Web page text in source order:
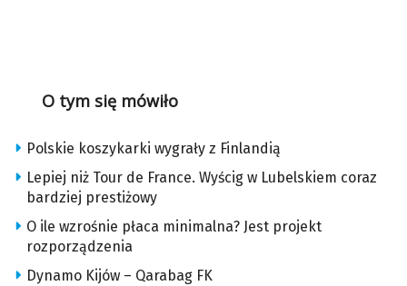
O tym się mówiło
Polskie koszykarki wygrały z Finlandią
Lepiej niż Tour de France. Wyścig w Lubelskiem coraz
bardziej prestiżowy
O ile wzrośnie płaca minimalna? Jest projekt
rozporządzenia
Dynamo Kijów – Qarabag FK